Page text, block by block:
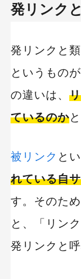
発リンク
発リンクと
というもの
の違いは、
ているのか
被リンク と
れている自
す。そのた
と、「リン
発リンクと